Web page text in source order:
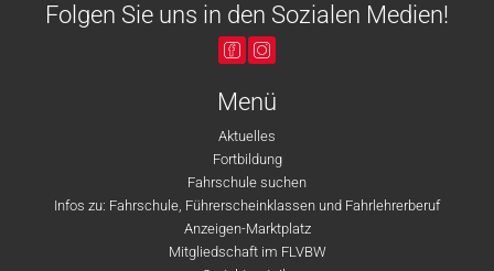
Folgen Sie uns in den Sozialen Medien!
Menü
Aktuelles
Fortbildung
Fahrschule suchen
Infos zu: Fahrschule, Führerscheinklassen und Fahrlehrerberuf
Anzeigen-Marktplatz
Mitgliedschaft im FLVBW